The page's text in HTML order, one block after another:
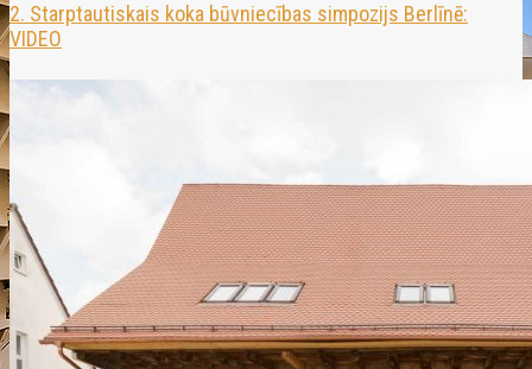
2. Starptautiskais koka būvniecības simpozijs Berlīnē:
VIDEO